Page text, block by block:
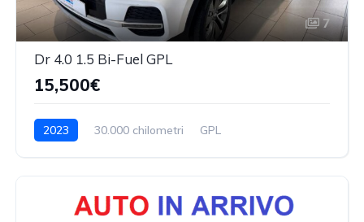
7
Dr 4.0 1.5 Bi-Fuel GPL
15,500€
2023 30.000 chilometri GPL